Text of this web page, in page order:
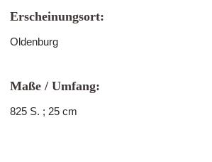
Erscheinungsort:
Oldenburg
Maße / Umfang:
825 S. ; 25 cm